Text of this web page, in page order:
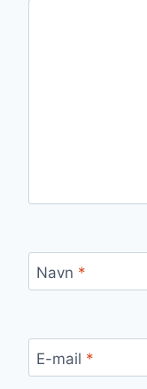
Navn *
E-mail *